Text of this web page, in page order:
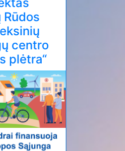
Rūdos
centro
plėtra“